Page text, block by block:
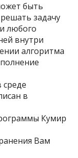
быть
задачу
любого
внутри
алгоритма
в
Кумир
Вам